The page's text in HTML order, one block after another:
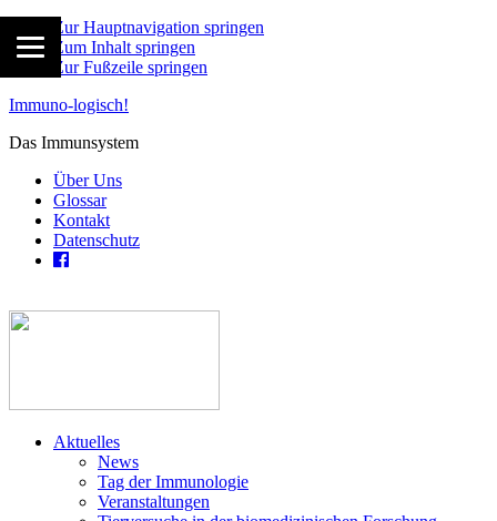
Zur Hauptnavigation springen
Zum Inhalt springen
Zur Fußzeile springen
Immuno-logisch!
Das Immunsystem
Über Uns
Glossar
Kontakt
Datenschutz
Aktuelles
News
Tag der Immunologie
Veranstaltungen